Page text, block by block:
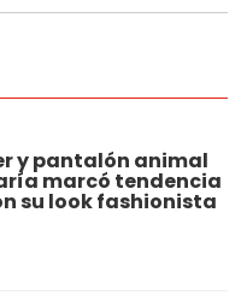
y pantalón animal
marcó tendencia
su look fashionista